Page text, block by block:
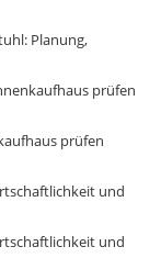
Planung,
prüfen
prüfen
und
und